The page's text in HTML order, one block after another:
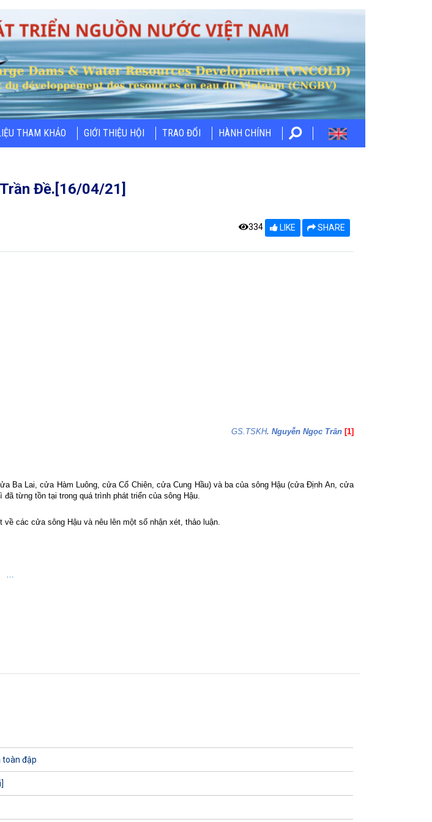
THAM KHẢO GIỚI THIỆU HỘI TRAO ĐỔI HÀNH CHÍNH
Đề.[16/04/21]
334 LIKE SHARE
GS.TSKH. Nguyễn Ngọc Trân [1]
Ba Lai, cửa Hàm Luông, cửa Cổ Chiên, cửa Cung Hầu) và ba của sông Hậu (cửa Định An, cửa
từng tồn tại trong quá trình phát triển của sông Hậu.
các cửa sông Hậu và nêu lên một số nhận xét, thảo luận.
…
toàn đập